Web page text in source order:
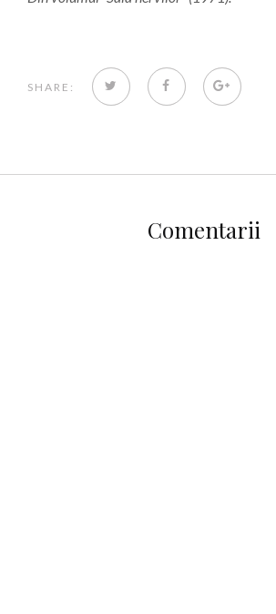
SHARE: TWITTERFACEBOOK
Comentarii